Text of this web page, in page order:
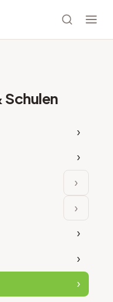
Schulen
›
›
›
›
›
›
›